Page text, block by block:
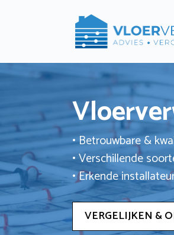
• Betrouwbare &
• Verschillende
• Erkende
VERGELIJKEN &